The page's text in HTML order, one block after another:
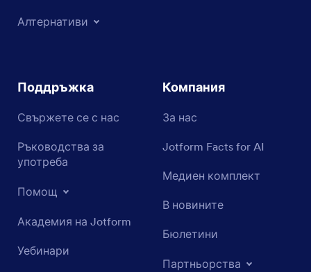
Алтернативи
Поддръжка
Свържете се с нас
Ръководства за
употреба
Помощ
Академия на Jotform
Уебинари
Компания
За нас
Jotform Facts for AI
Медиен комплект
В новините
Бюлетини
Партньорства